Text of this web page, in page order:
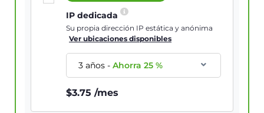
IP dedicada
Su propia dirección IP estática y anónima
Ver ubicaciones disponibles
3 años-Ahorra25 %
$3.75 /mes